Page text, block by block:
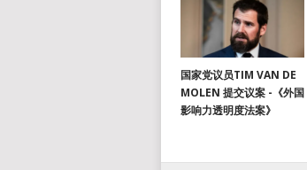
国家党议员TIM VAN DE
MOLEN 提交议案 -《外国
影响力透明度法案》